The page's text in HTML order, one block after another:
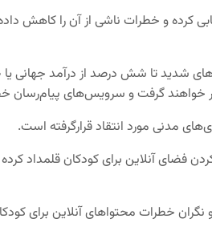
کرده و خطرات ناشی از آن را کاهش
خواهند گرفت و سرویس‌های
مدنی مورد انتقاد قرارگرفته است.
آنلاین برای کودکان قلمداد
و نگران خطرات محتواهای آنلاین برای